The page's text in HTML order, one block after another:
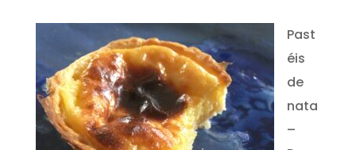
Past
éis
de
nata
–